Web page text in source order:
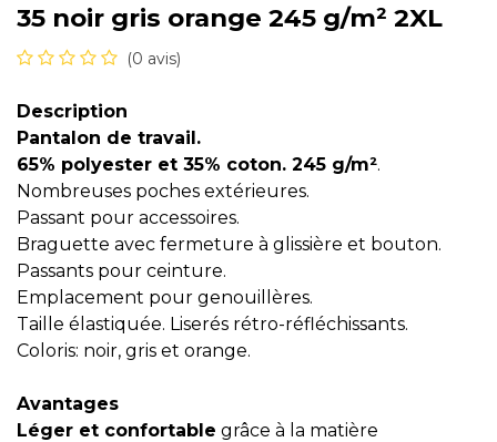
35 noir gris orange 245 g/m² 2XL
(0 avis)
Description
Pantalon de travail.
65% polyester et 35% coton. 245 g/m².
Nombreuses poches extérieures.
Passant pour accessoires.
Braguette avec fermeture à glissière et bouton.
Passants pour ceinture.
Emplacement pour genouillères.
Taille élastiquée. Liserés rétro-réfléchissants.
Coloris: noir, gris et orange.
Avantages
Léger et confortable grâce à la matière